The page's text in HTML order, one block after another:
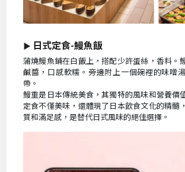
▶ 日式定食-鰻魚飯
蒲燒鰻魚鋪在白飯上，搭配少許蛋絲，香料。
鹹醬，口感軟糯。旁邊附上一個碗裡的味噌
帶。
鰻重是日本傳統美食，其獨特的風味和營養價
定食不僅美味，還體現了日本飲食文化的精髓
質和滿足感，是替代日式風味的絕佳選擇。